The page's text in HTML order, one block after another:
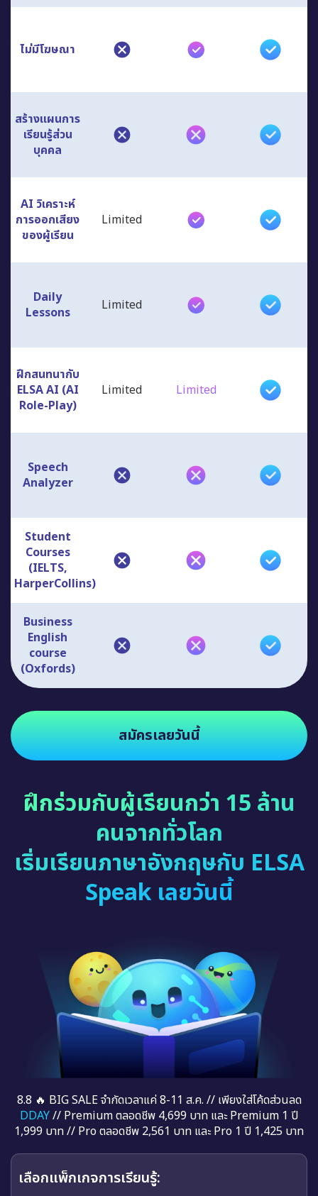
ไม่มีโฆษณา
สร้างแผนการ
เรียนรู้ส่วน
บุคคล
AI วิเคราะห์
การออกเสียง
ของผู้เรียน
Limited
Daily
Lessons
Limited
ฝึกสนทนากับ
ELSA AI (AI
Role-Play)
Limited Limited
Speech
Analyzer
Student
Courses
(IELTS,
HarperCollins)
Business
English
course
(Oxfords)
สมัครเลยวันนี้
ฝึกร่วมกับผู้เรียนกว่า 15 ล้าน
คนจากทั่วโลก
เริ่มเรียนภาษาอังกฤษกับ ELSA
Speak เลยวันนี้
8.8 🔥 BIG SALE จำกัดเวลาแค่ 8-11 ส.ค. // เพียงใส่โค้ดส่วนลด
DDAY// Premium ตลอดชีพ 4,699 บาท และ Premium 1 ปี
1,999 บาท // Pro ตลอดชีพ 2,561 บาท และ Pro 1 ปี 1,425 บาท
เลือกแพ็กเกจการเรียนรู้: